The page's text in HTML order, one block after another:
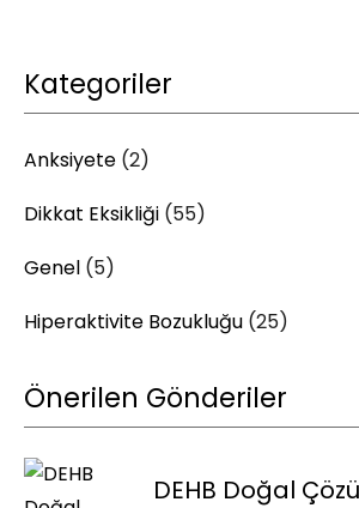
Kategoriler
Anksiyete (2)
Dikkat Eksikliği (55)
Genel (5)
Hiperaktivite Bozukluğu (25)
Önerilen Gönderiler
DEHB Doğal